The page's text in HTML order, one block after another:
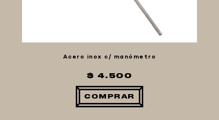
Acero inox c/ manómetro
$ 4.500
COMPRAR